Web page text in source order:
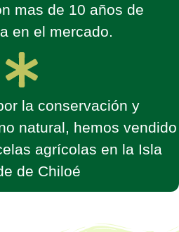
mas de 10 años de
en el mercado.
la conservación y
natural, hemos vendido
agrícolas en la Isla
de Chiloé